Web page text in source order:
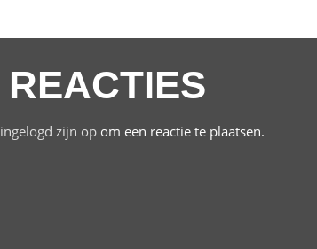
REACTIES
ingelogd zijn opom een reactie te plaatsen.